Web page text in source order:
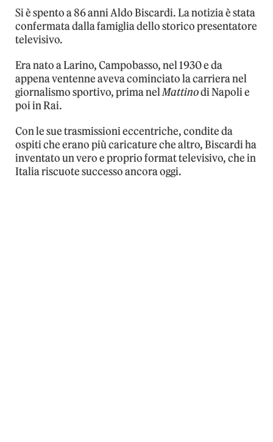
Si è spento a 86 anni Aldo Biscardi. La notizia è stata
confermata dalla famiglia dello storico presentatore
televisivo.
Era nato a Larino, Campobasso, nel 1930 e da
appena ventenne aveva cominciato la carriera nel
giornalismo sportivo, prima nelMattinodi Napoli e
poi in Rai.
Con le sue trasmissioni eccentriche, condite da
ospiti che erano più caricature che altro, Biscardi ha
inventato un vero e proprio format televisivo, che in
Italia riscuote successo ancora oggi.